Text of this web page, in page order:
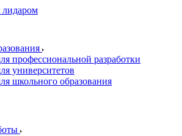
лидаром
профессиональной разработки
университетов
школьного образования